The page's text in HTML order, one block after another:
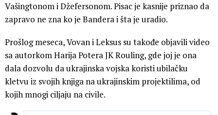
Vašingtonom i Džefersonom. Pisac je kasnije priznao da
zapravo ne zna ko je Bandera i šta je uradio.
Prošlog meseca, Vovan i Leksus su takođe objavili video
sa autorkom Harija Potera JK Rouling, gde joj je ona
dala dozvolu da ukrajinska vojska koristi ubilačku
kletvu iz svojih knjiga na ukrajinskim projektilima, od
kojih mnogi ciljaju na civile.